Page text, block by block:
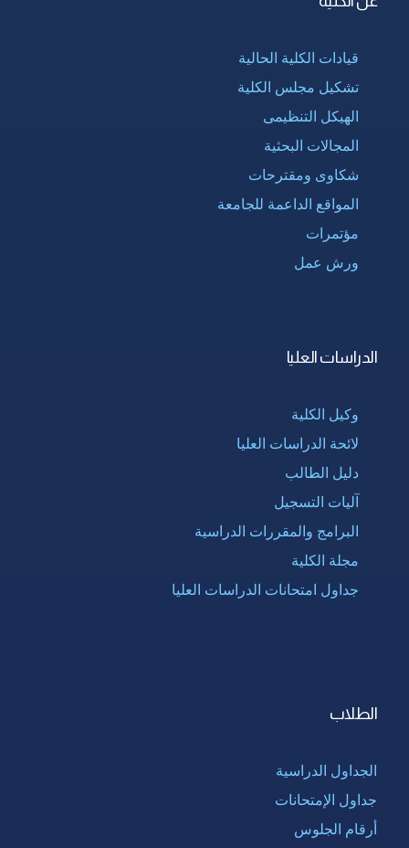
قيادات الكلية الحالية
تشكيل مجلس الكلية
الهيكل التنظيمى
المجالات البحثية
شكاوى ومقترحات
المواقع الداعمة للجامعة
مؤتمرات
ورش عمل
الدراسات العليا
وكيل الكلية
لائحة الدراسات العليا
دليل الطالب
آليات التسجيل
البرامج والمقررات الدراسية
مجلة الكلية
جداول امتحانات الدراسات العليا
الطلاب
الجداول الدراسية
جداول الإمتحانات
أرقام الجلوس